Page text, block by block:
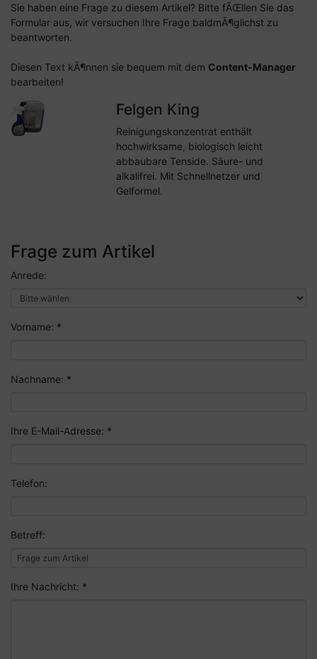
Sie haben eine Frage zu diesem Artikel? Bitte fÃŒllen Sie das
Formular aus, wir versuchen Ihre Frage baldmÃ¶glichst zu
beantworten.
Diesen Text kÃ¶nnen sie bequem mit dem Content-Manager
bearbeiten!
Felgen King
Reinigungskonzentrat enthält
hochwirksame, biologisch leicht
abbaubare Tenside. Säure- und
alkalifrei. Mit Schnellnetzer und
Gelformel.
Frage zum Artikel
Anrede:
Vorname: *
Nachname: *
Ihre E-Mail-Adresse: *
Telefon:
Betreff:
Ihre Nachricht: *